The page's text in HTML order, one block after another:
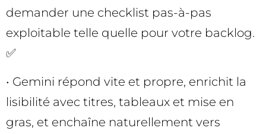
demander une checklist pas-à-pas
exploitable telle quelle pour votre backlog.
✅
• Gemini répond vite et propre, enrichit la
lisibilité avec titres, tableaux et mise en
gras, et enchaîne naturellement vers